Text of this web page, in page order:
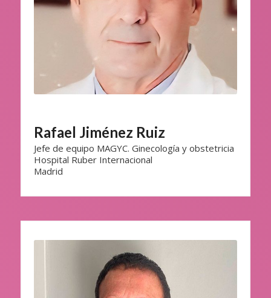
Rafael Jiménez Ruiz
Jefe de equipo MAGYC. Ginecología y obstetricia
Hospital Ruber Internacional
Madrid